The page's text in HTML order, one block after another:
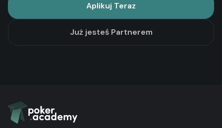
Aplikuj Teraz
Już jesteś Partnerem